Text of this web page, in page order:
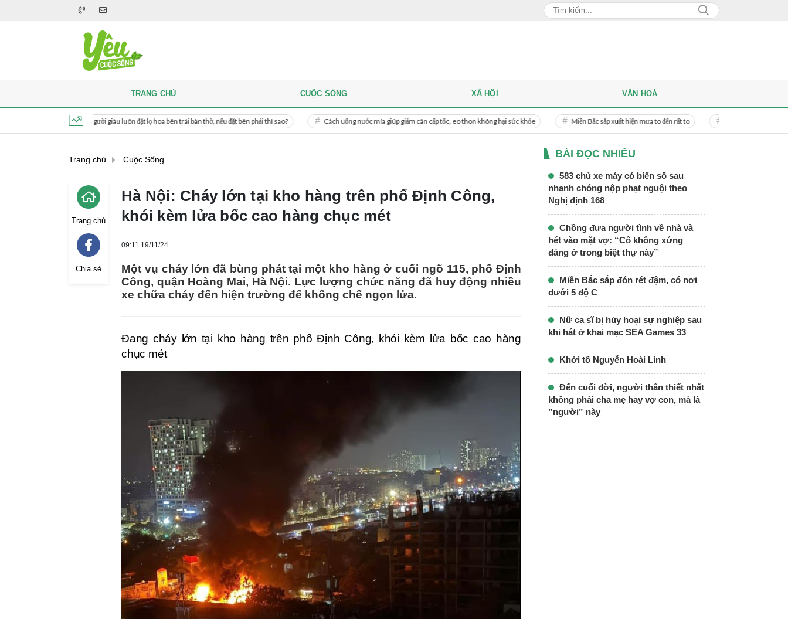
Khi thắp hương, người giàu luôn đặt lọ hoa bên trái bàn thờ, nếu đặt bên phải thì sao? Cách uống nước mía giúp giảm cân cấp tốc, eo thon không hại sức khỏe Miền Bắc sắp xuất hiện mưa to đến rất to Danh tính người phụ nữ bị bạn
TRANG CHỦ CUỘC SỐNG XÃ HỘI VĂN HOÁ
Trang chủ Cuộc Sống
Trang chủ
Chia sẻ
Hà Nội: Cháy lớn tại kho hàng trên phố Định Công,
khói kèm lửa bốc cao hàng chục mét
09:11 19/11/24
Một vụ cháy lớn đã bùng phát tại một kho hàng ở cuối ngõ 115, phố Định
Công, quận Hoàng Mai, Hà Nội. Lực lượng chức năng đã huy động nhiều
xe chữa cháy đến hiện trường để khống chế ngọn lửa.
Đang cháy lớn tại kho hàng trên phố Định Công, khói kèm lửa bốc cao hàng
chục mét
BÀI ĐỌC NHIỀU
583 chủ xe máy có biển số sau
nhanh chóng nộp phạt nguội theo
Nghị định 168
Chồng đưa người tình về nhà và
hét vào mặt vợ: “Cô không xứng
đáng ở trong biệt thự này”
Miền Bắc sắp đón rét đậm, có nơi
dưới 5 độ C
Nữ ca sĩ bị hủy hoại sự nghiệp sau
khi hát ở khai mạc SEA Games 33
Khởi tố Nguyễn Hoài Linh
Đến cuối đời, người thân thiết nhất
không phải cha mẹ hay vợ con, mà là
”người” này